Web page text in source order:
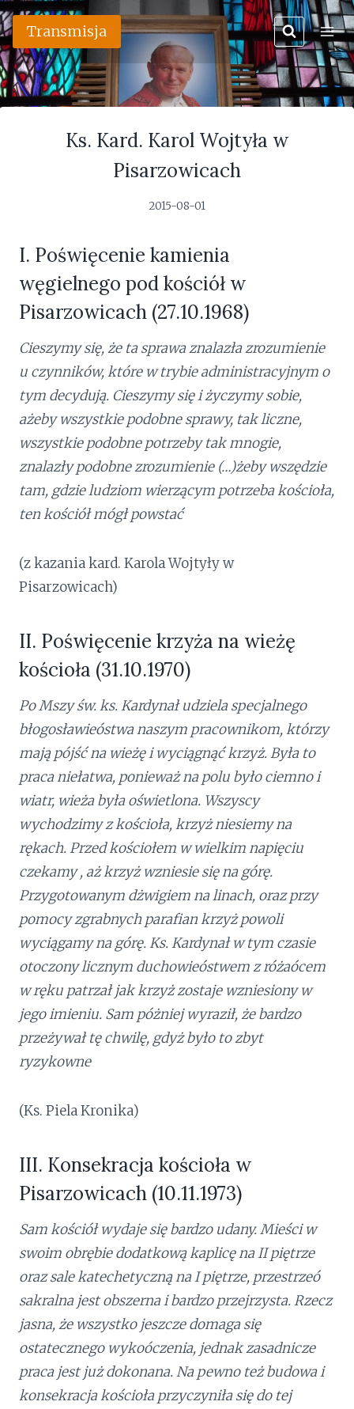
Przejdź
do
treści
Transmisja
Ks. Kard. Karol Wojtyła w
Pisarzowicach
2015-08-01
I. Poświęcenie kamienia
węgielnego pod kościół w
Pisarzowicach (27.10.1968)
Cieszymy się, że ta sprawa znalazła zrozumienie
u czynników, które w trybie administracyjnym o
tym decydują. Cieszymy się i życzymy sobie,
ażeby wszystkie podobne sprawy, tak liczne,
wszystkie podobne potrzeby tak mnogie,
znalazły podobne zrozumienie (…)żeby wszędzie
tam, gdzie ludziom wierzącym potrzeba kościoła,
ten kościół mógł powstać
(z kazania kard. Karola Wojtyły w
Pisarzowicach)
II. Poświęcenie krzyża na wieżę
kościoła (31.10.1970)
Po Mszy św. ks. Kardynał udziela specjalnego
błogosławieóstwa naszym pracownikom, którzy
mają pójść na wieżę i wyciągnąć krzyż. Była to
praca niełatwa, ponieważ na polu było ciemno i
wiatr, wieża była oświetlona. Wszyscy
wychodzimy z kościoła, krzyż niesiemy na
rękach. Przed kościołem w wielkim napięciu
czekamy , aż krzyż wzniesie się na górę.
Przygotowanym dżwigiem na linach, oraz przy
pomocy zgrabnych parafian krzyż powoli
wyciągamy na górę. Ks. Kardynał w tym czasie
otoczony licznym duchowieóstwem z różaócem
w ręku patrzał jak krzyż zostaje wzniesiony w
jego imieniu. Sam póżniej wyraził, że bardzo
przeżywał tę chwilę, gdyż było to zbyt
ryzykowne
(Ks. Piela Kronika)
III. Konsekracja kościoła w
Pisarzowicach (10.11.1973)
Sam kościół wydaje się bardzo udany. Mieści w
swoim obrębie dodatkową kaplicę na II piętrze
oraz sale katechetyczną na I piętrze, przestrzeó
sakralna jest obszerna i bardzo przejrzysta. Rzecz
jasna, że wszystko jeszcze domaga się
ostatecznego wykoóczenia, jednak zasadnicze
praca jest już dokonana. Na pewno też budowa i
konsekracja kościoła przyczyniła się do tej